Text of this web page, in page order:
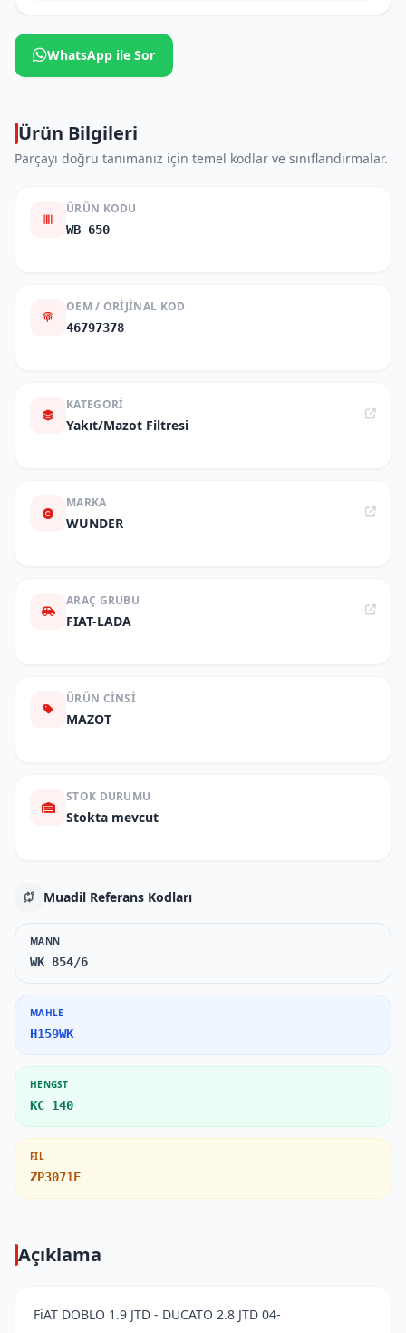
WhatsApp ile Sor
Ürün Bilgileri
Parçayı doğru tanımanız için temel kodlar ve sınıflandırmalar.
ÜRÜN KODU
WB 650
OEM / ORIJINAL KOD
46797378
KATEGORI
Yakıt/Mazot Filtresi
MARKA
WUNDER
ARAÇ GRUBU
FIAT-LADA
ÜRÜN CINSI
MAZOT
STOK DURUMU
Stokta mevcut
Muadil Referans Kodları
MANN
WK 854/6
MAHLE
H159WK
HENGST
KC 140
FIL
ZP3071F
Açıklama
FiAT DOBLO 1.9 JTD - DUCATO 2.8 JTD 04-